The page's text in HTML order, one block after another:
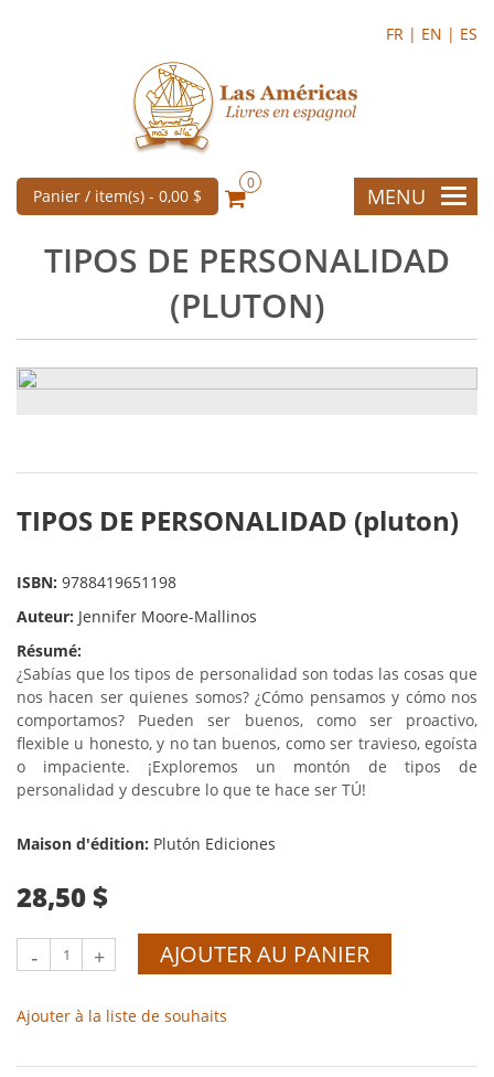
FR | EN | ES
Panier / item(s) - 0,00 $
0
MENU
TIPOS DE PERSONALIDAD
(PLUTON)
TIPOS DE PERSONALIDAD (pluton)
ISBN: 9788419651198
Auteur: Jennifer Moore-Mallinos
Résumé:
¿Sabías que los tipos de personalidad son todas las cosas que
nos hacen ser quienes somos? ¿Cómo pensamos y cómo nos
comportamos? Pueden ser buenos, como ser proactivo,
flexible u honesto, y no tan buenos, como ser travieso, egoísta
o impaciente. ¡Exploremos un montón de tipos de
personalidad y descubre lo que te hace ser TÚ!
Maison d'édition: Plutón Ediciones
28,50 $
- + AJOUTER AU PANIER
Ajouter à la liste de souhaits